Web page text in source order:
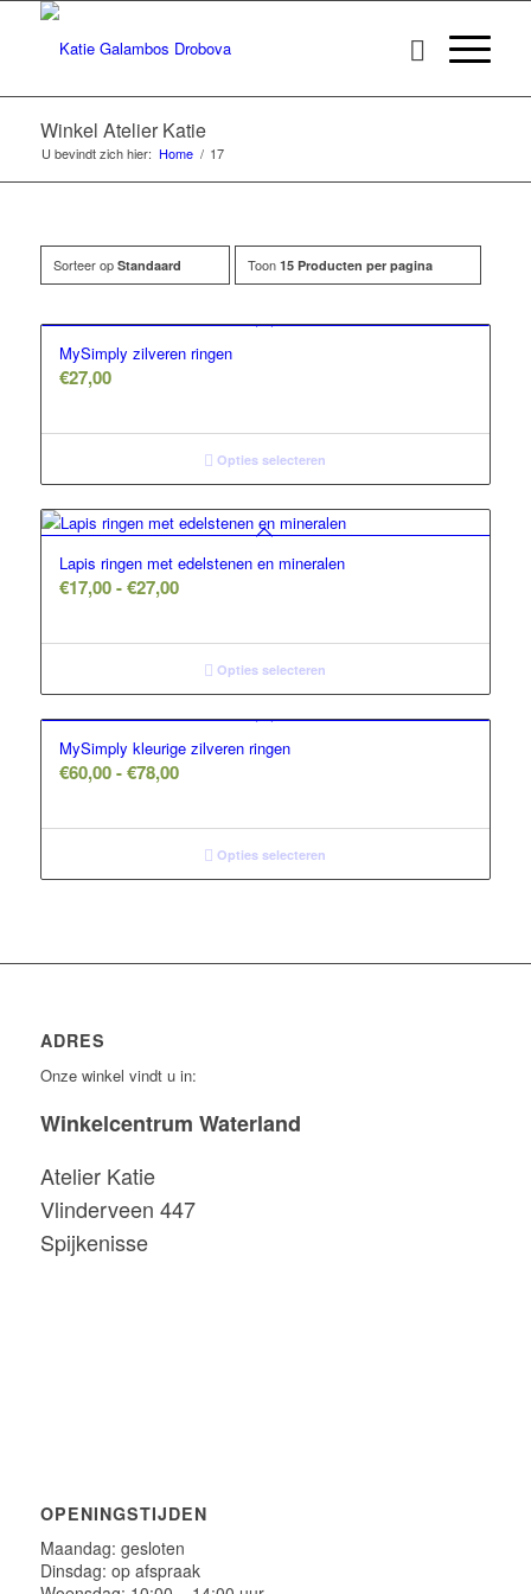
Winkel Atelier Katie
U bevindt zich hier: Home / 17
Sorteer op Standaard Toon 15 Producten per pagina
MySimply zilveren ringen
€27,00
Opties selecteren
Lapis ringen met edelstenen en mineralen
€17,00 - €27,00Prijsklasse:
tot
€27,00Opties selecteren
MySimply kleurige zilveren ringen
€60,00 - €78,00Prijsklasse:
tot
€78,00Opties selecteren
ADRES
Onze winkel vindt u in:
Winkelcentrum Waterland
Atelier Katie
Vlinderveen 447
Spijkenisse
OPENINGSTIJDEN
Maandag: gesloten
Dinsdag: op afspraak